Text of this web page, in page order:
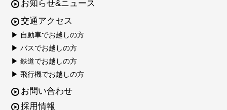
お知らせ&ニュース
交通アクセス
▶ 自動車でお越しの方
▶ バスでお越しの方
▶ 鉄道でお越しの方
▶ 飛行機でお越しの方
お問い合わせ
採用情報